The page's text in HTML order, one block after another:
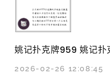
姚记扑克牌959 姚记
2026-02-26 12:08:45